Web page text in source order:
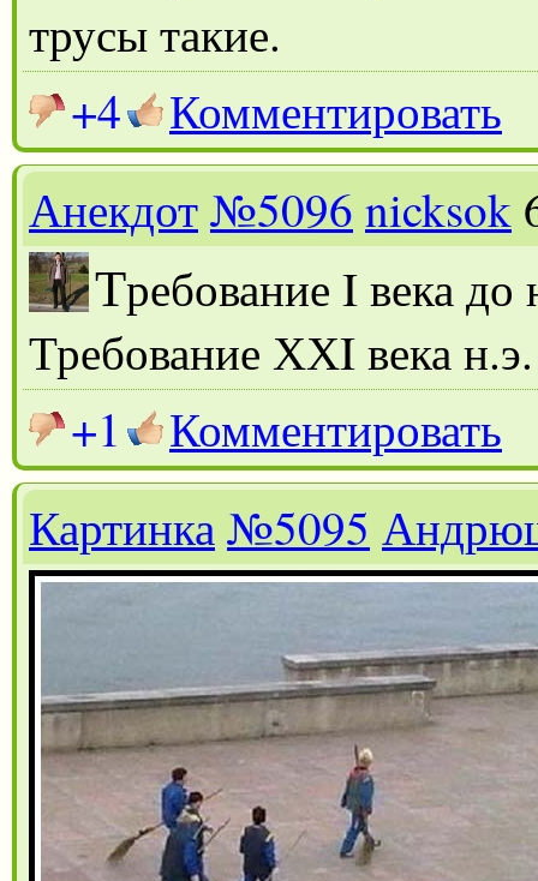
трусы такие.
+4
Комментировать
Анекдот№5096 nicksok
Требование I века
Требование ХХI века
+1
Комментировать
Картинка№5095